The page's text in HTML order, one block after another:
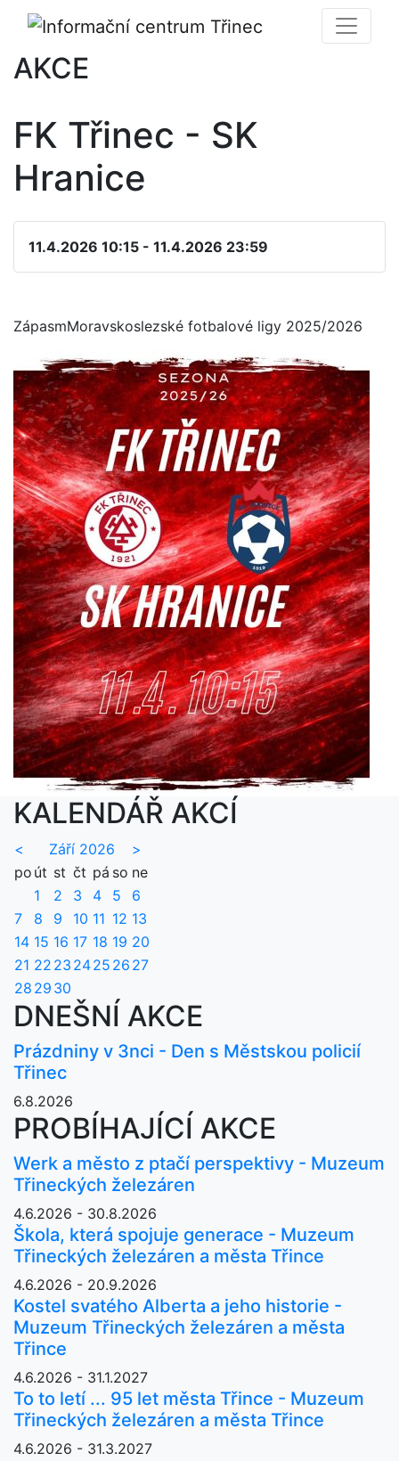
AKCE
FK Třinec - SK
Hranice
11.4.2026 10:15 - 11.4.2026 23:59
ZápasmMoravskoslezské fotbalové ligy 2025/2026
KALENDÁŘ AKCÍ
< Září 2026
>
po út st čt pá so ne
1
2 3 4 5
6
7
8 9 10 11 12 13
14 15 16 17 18 19 20
21 22 23 2425 26 27
28 29 30
DNEŠNÍ AKCE
Prázdniny v 3nci - Den s Městskou policií
Třinec
6.8.2026
PROBÍHAJÍCÍ AKCE
Werk a město z ptačí perspektivy - Muzeum
Třineckých železáren
4.6.2026 - 30.8.2026
Škola, která spojuje generace - Muzeum
Třineckých železáren a města Třince
4.6.2026 - 20.9.2026
Kostel svatého Alberta a jeho historie -
Muzeum Třineckých železáren a města
Třince
4.6.2026 - 31.1.2027
To to letí ... 95 let města Třince - Muzeum
Třineckých železáren a města Třince
4.6.2026 - 31.3.2027